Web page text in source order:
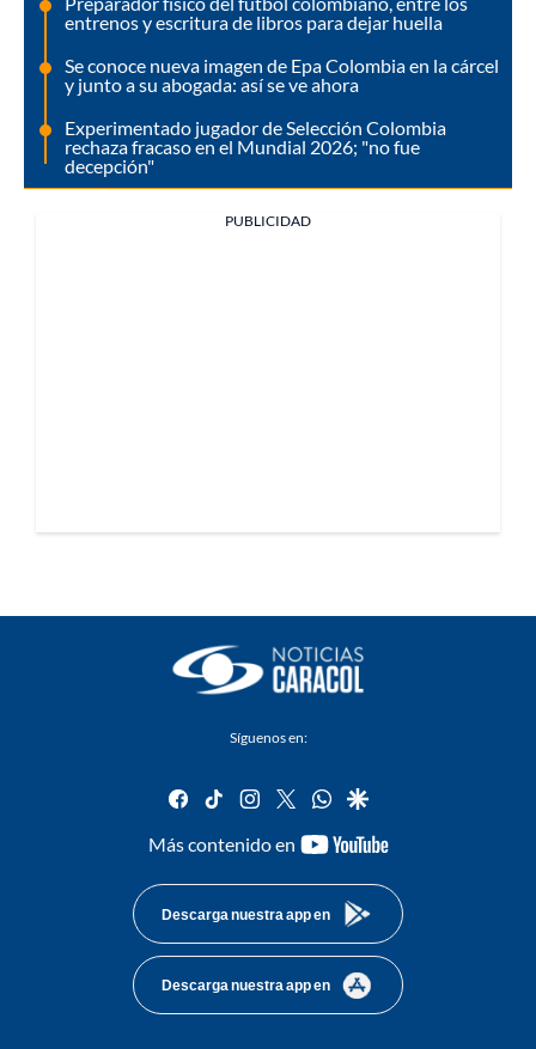
entrenos y escritura de libros para dejar huella
Se conoce nueva imagen de Epa Colombia en la cárcel
y junto a su abogada: así se ve ahora
Experimentado jugador de Selección Colombia
rechaza fracaso en el Mundial 2026; "no fue
decepción"
PUBLICIDAD
Síguenos en:
facebook
tiktok instagram
twitterwhatsapp
google
Más contenido en
youtube-
Descarga nuestra app en
Descarga nuestra app en